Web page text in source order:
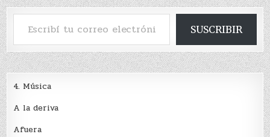
Escribí tu correo electrónico…
SUSCRIBIR
4. Música
A la deriva
Afuera